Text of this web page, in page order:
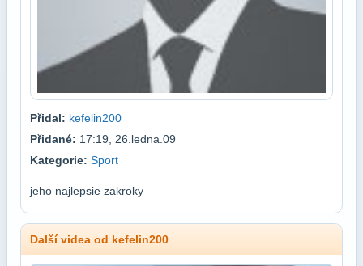
Přidal: kefelin200
Přidané: 17:19, 26.ledna.09
Kategorie: Sport
jeho najlepsie zakroky
Další videa od kefelin200